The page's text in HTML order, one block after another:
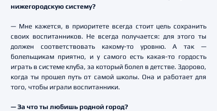
нижегородскую систему?
— Мне кажется, в приоритете всегда стоит цель сохранить
своих воспитанников. Не всегда получается: для этого ты
должен соответствовать какому-то уровню. А так —
болельщикам приятно, и у самого есть какая-то гордость
играть в системе клуба, за который болел в детстве. Здорово,
когда ты прошел путь от самой школы. Она и работает для
того, чтобы играли воспитанники.
— За что ты любишь родной город?